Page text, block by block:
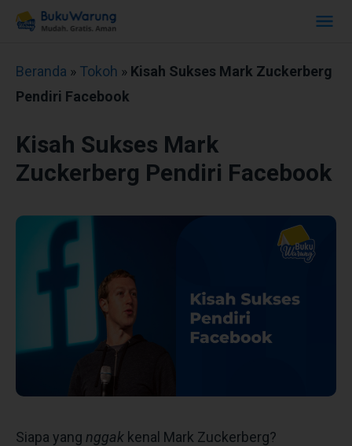
Beranda » Tokoh » Kisah Sukses Mark Zuckerberg
Pendiri Facebook
Kisah Sukses Mark
Zuckerberg Pendiri Facebook
Siapa yang nggak kenal Mark Zuckerberg?